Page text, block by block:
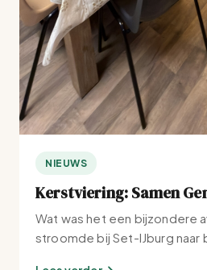
NIEUWS
Kerstviering: Samen
Wat was het een bijzondere
stroomde bij Set-IJburg naar